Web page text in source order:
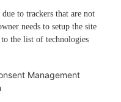
to trackers that are not
needs to setup the site
the list of technologies
Management